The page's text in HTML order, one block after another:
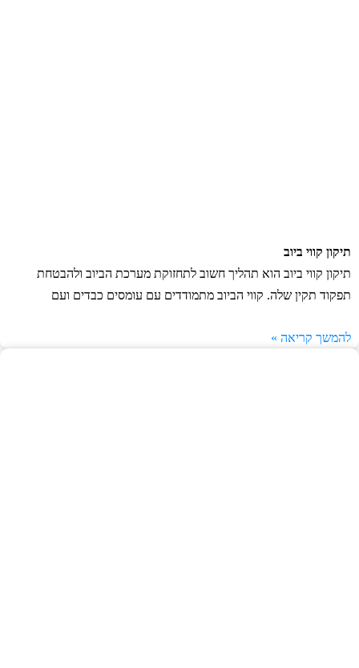
תיקון קווי ביוב
תיקון קווי ביוב הוא תהליך חשוב לתחזוקת מערכת הביוב ולהבטחת
תפקוד תקין שלה. קווי הביוב מתמודדים עם עומסים כבדים ועם
להמשך קריאה »